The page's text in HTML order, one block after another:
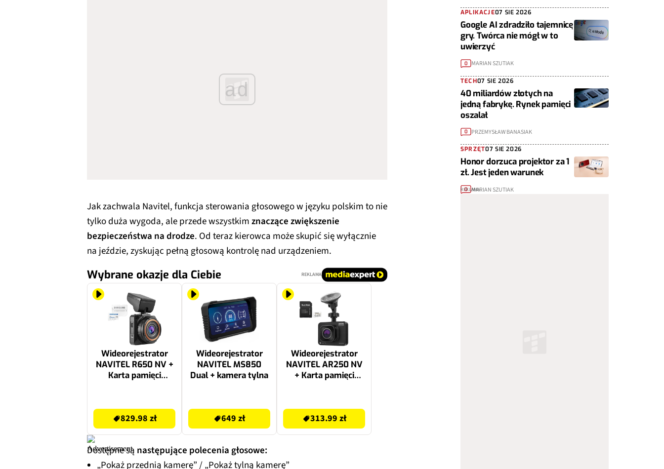
ad
Jak zachwala Navitel, funkcja sterowania głosowego w języku polskim to nie
tylko duża wygoda, ale przede wszystkimznaczące zwiększenie
bezpieczeństwa na drodze. Od teraz kierowca może skupić się wyłącznie
na jeździe, zyskując pełną głosową kontrolę nad urządzeniem.
Wybrane okazje dla Ciebie REKLAMA
Wideorejestrator
NAVITEL R650 NV +
Karta pamięci
microSDXC 256GB +
Adapter
829.98 zł
Wideorejestrator
NAVITEL MS850
Dual + kamera tylna
649 zł
Wideorejestrator
NAVITEL AR250 NV
+ Karta pamięci
313.99 zł
Dostępne są następujące polecenia głosowe:
„Pokaż przednią kamerę” / „Pokaż tylną kamerę”
APLIKACJE07 SIE 2026
Google AI zdradziło tajemnicę
gry. Twórca nie mógł w to
uwierzyć
0 MARIAN SZUTIAK
TECH07 SIE 2026
40 miliardów złotych na
jedną fabrykę. Rynek pamięci
oszalał
0 PRZEMYSŁAW BANASIAK
SPRZĘT07 SIE 2026
Honor dorzuca projektor za 1
zł. Jest jeden warunek
0 MARIAN SZUTIAK